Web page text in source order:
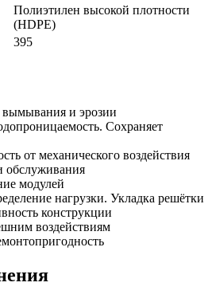
Полиэтилен высокой плотности
(HDPE)
395
и эрозии
Сохраняет
от механического воздействия
обслуживания
модулей
нагрузки. Укладка решётки
конструкции
воздействиям